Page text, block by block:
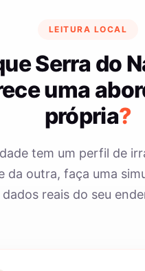
LEITURA LOCAL
Serra do
uma
própria?
tem um perfil de
da outra, faça uma
dados reais do seu